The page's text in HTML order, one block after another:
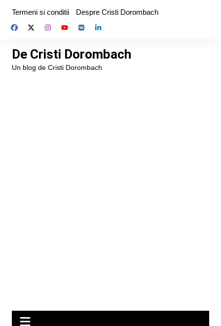
content
Termeni si conditii Despre Cristi Dorombach
De Cristi Dorombach
Un blog de Cristi Dorombach